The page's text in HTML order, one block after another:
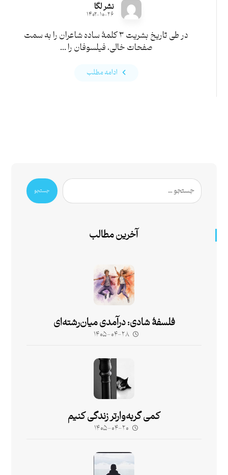
نشر لگا
۱۴۰۲-۱۰-۲۶
در طی تاریخ بشریت ۳ کلمۀ ساده شاعران را به سمت
صفحات خالی، فیلسوفان را ...
ادامه مطلب
جستجو
آخرین مطالب
فلسفۀ شادی: درآمدی میان‌رشته‌ای
۱۴۰۵-۰۴-۲۸
کمی گربه‌وارتر زندگی کنیم
۱۴۰۵-۰۴-۲۰